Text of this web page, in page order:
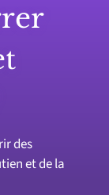
des
et de la